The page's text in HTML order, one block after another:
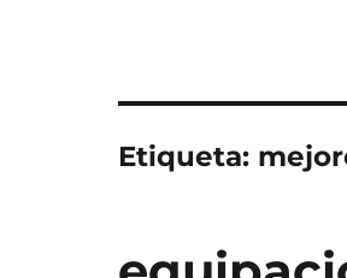
Etiqueta: